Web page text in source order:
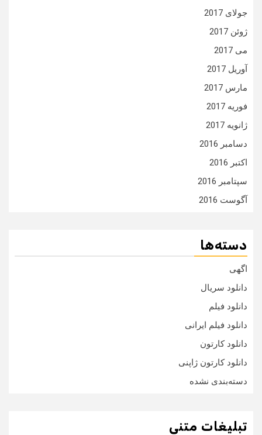
جولای 2017
ژوئن 2017
می 2017
آوریل 2017
مارس 2017
فوریه 2017
ژانویه 2017
دسامبر 2016
اکتبر 2016
سپتامبر 2016
آگوست 2016
دسته‌ها
اگهی
دانلود سریال
دانلود فیلم
دانلود فیلم ایرانی
دانلود کارتون
دانلود کارتون ژاپنی
دسته‌بندی نشده
تبلیغات متنی